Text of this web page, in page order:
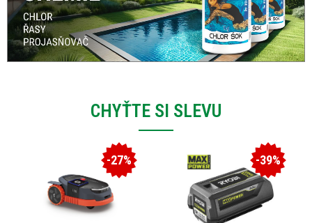
CHYŤTE SI SLEVU
-27% -39%